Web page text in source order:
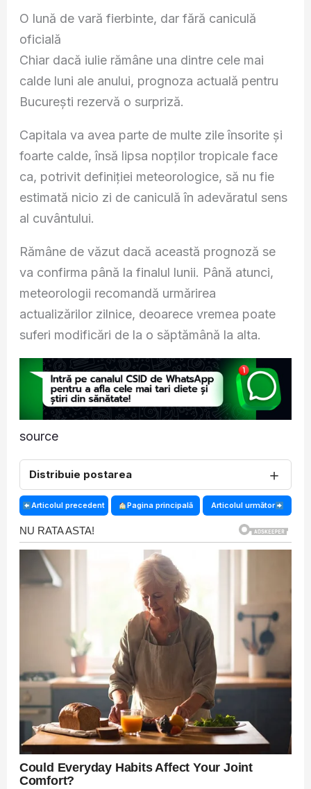
O lună de vară fierbinte, dar fără caniculă
oficială
Chiar dacă iulie rămâne una dintre cele mai
calde luni ale anului, prognoza actuală pentru
București rezervă o surpriză.
Capitala va avea parte de multe zile însorite și
foarte calde, însă lipsa nopților tropicale face
ca, potrivit definiției meteorologice, să nu fie
estimată nicio zi de caniculă în adevăratul sens
al cuvântului.
Rămâne de văzut dacă această prognoză se
va confirma până la finalul lunii. Până atunci,
meteorologii recomandă urmărirea
actualizărilor zilnice, deoarece vremea poate
suferi modificări de la o săptămână la alta.
source
Distribuie postarea ＋
Articolul precedent Pagina principală Articolul următor